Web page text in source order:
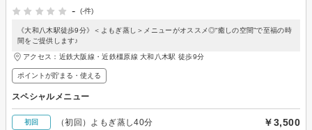
-
(-件)
《大和八木駅徒歩9分》＜よもぎ蒸し＞メニューがオススメ◎“癒しの空間”で至福の時
間をご提供します♪
アクセス：近鉄大阪線・近鉄橿原線 大和八木駅 徒歩9分
ポイントが貯まる・使える
スペシャルメニュー
初回 （初回）よもぎ蒸し40分 ￥3,500